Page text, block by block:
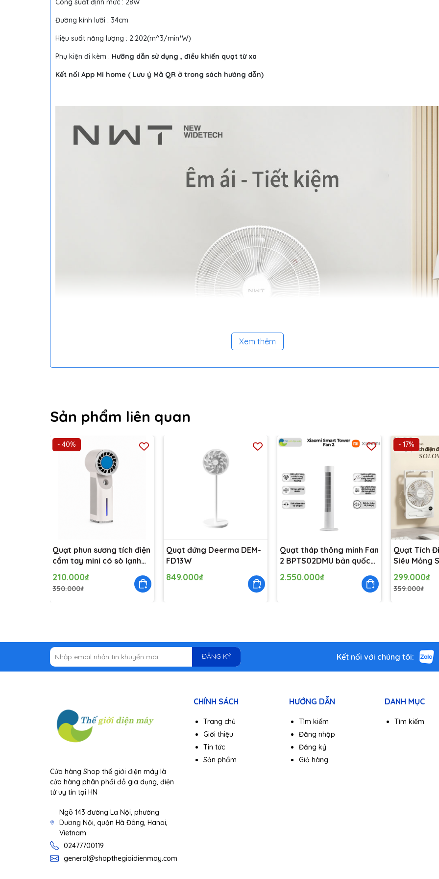
Công suất định mức : 28W
Đường kính lưỡi : 34cm
Hiệu suất năng lượng : 2.202(m^3/min*W)
Phụ kiện đi kèm : Hưỡng dẫn sử dụng , điều khiển quạt từ xa
Kết nối App Mi home ( Lưu ý Mã QR ở trong sách hướng dẫn)
Với thời tiết nắng nóng oi ả như hiện nay, việc trang bị một chiếc quạt là hoàn toàn cần thiết. Nếu bạn còn đang băn
không biết lựa chọn quạt nào là tốt nhất cho gia đình thì Quạt cây New Widetech WPF-14P7W đến từ
dưới đây
Xem thêm
Sản phẩm liên quan
- 40%
Quạt phun sương tích điện
cầm tay mini có sò lạnh
Solove MLS6212B - Bảo
hành 1 tháng
210.000₫
350.000₫
Quạt đứng Deerma DEM-
FD13W
849.000₫
Quạt tháp thông minh Fan
2 BPTS02DMU bản quốc
tế
2.550.000₫
- 17%
Quạt Tích
Siêu Mỏng
với 6 Cấp
Hình LCD,
Điện Thoại
299.000₫
359.000₫
ĐĂNG KÝ Kết nối với chúng tôi:
Cửa hàng Shop thế giới điện máy là
cửa hàng phân phối đồ gia dụng, điện
tử uy tín tại HN
Ngõ 143 đường La Nội, phường
Dương Nội, quận Hà Đông, Hanoi,
Vietnam
02477700119
general@shopthegioidienmay.com
CHÍNH SÁCH
Trang chủ
Giới thiệu
Tin tức
Sản phẩm
HƯỚNG DẪN
Tìm kiếm
Đăng nhập
Đăng ký
Giỏ hàng
DANH MỤC
Tìm kiếm